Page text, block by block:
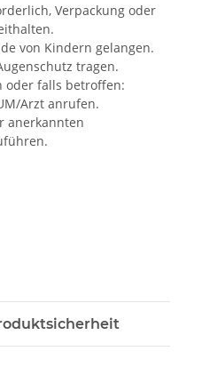
Verpackung oder
von Kindern gelangen.
tragen.
oder falls betroffen:
Arzt anrufen.
anerkannten